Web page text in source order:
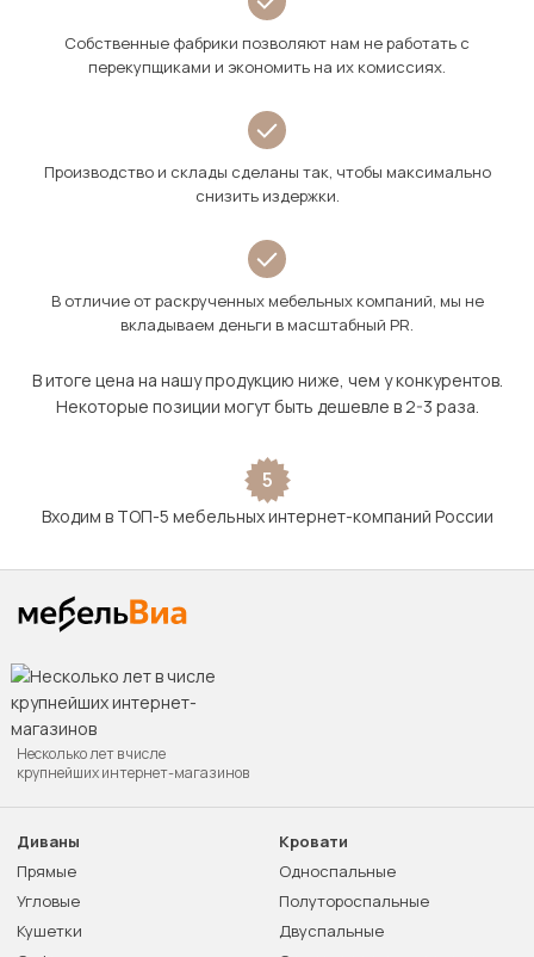
Собственные фабрики позволяют нам не работать с
перекупщиками и экономить на их комиссиях.
Производство и склады сделаны так, чтобы максимально
снизить издержки.
В отличие от раскрученных мебельных компаний, мы не
вкладываем деньги в масштабный PR.
В итоге цена на нашу продукцию ниже, чем у конкурентов.
Некоторые позиции могут быть дешевле в 2-3 раза.
5
Входим в ТОП-5 мебельных интернет-компаний России
Несколько лет в числе
крупнейших интернет-магазинов
Диваны
Прямые
Угловые
Кушетки
Кровати
Односпальные
Полутороспальные
Двуспальные